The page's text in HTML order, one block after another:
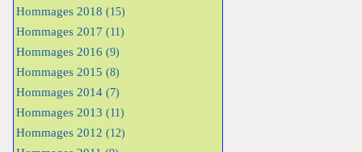
Hommages 2018 (15)
Hommages 2017 (11)
Hommages 2016 (9)
Hommages 2015 (8)
Hommages 2014 (7)
Hommages 2013 (11)
Hommages 2012 (12)